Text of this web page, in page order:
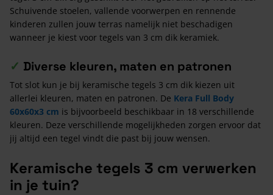
Schuivende stoelen, vallende voorwerpen en rennende
kinderen zullen jouw terras namelijk niet beschadigen
wanneer je kiest voor tegels van 3 cm dik keramiek.
✓ Diverse kleuren, maten en patronen
Tot slot kun je bij keramische tegels 3 cm dik kiezen uit
allerlei kleuren, maten en patronen. De Kera Full Body
60x60x3 cm is bijvoorbeeld beschikbaar in 18 verschillende
kleuren. Deze verschillende mogelijkheden zorgen ervoor dat
jij altijd een tegel vindt die past bij jouw wensen.
Keramische tegels 3 cm verwerken
in je tuin?